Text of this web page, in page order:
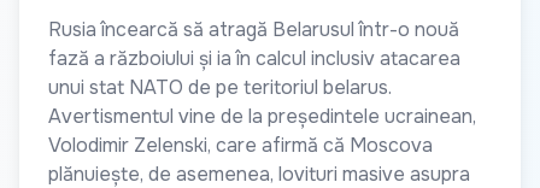
Rusia încearcă să atragă Belarusul într-o nouă
fază a războiului și ia în calcul inclusiv atacarea
unui stat NATO de pe teritoriul belarus.
Avertismentul vine de la președintele ucrainean,
Volodimir Zelenski, care afirmă că Moscova
plănuiește, de asemenea, lovituri masive asupra